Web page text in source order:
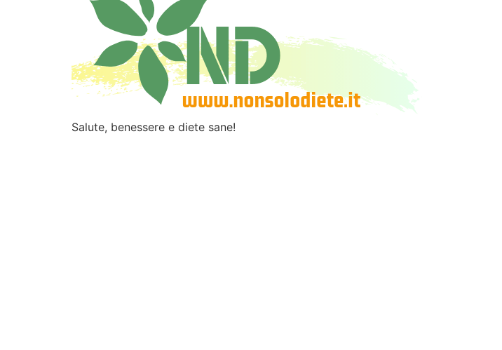
Salute, benessere e diete sane!